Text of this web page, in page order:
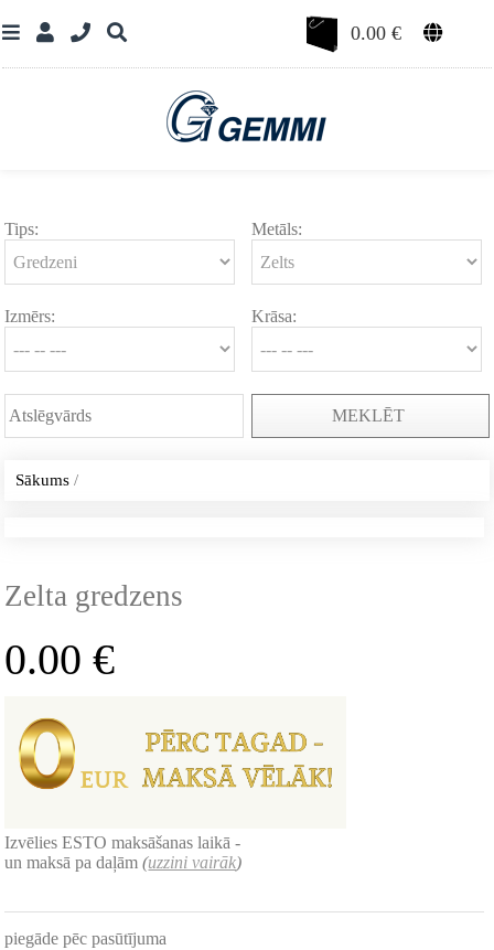
0.00€
Tips: Metāls:
Izmērs: Krāsa:
MEKLĒT
Sākums /
Zelta gredzens
0.00€
Izvēlies ESTO maksāšanas laikā -
un maksā pa daļām(uzzini vairāk)
piegāde pēc pasūtījuma